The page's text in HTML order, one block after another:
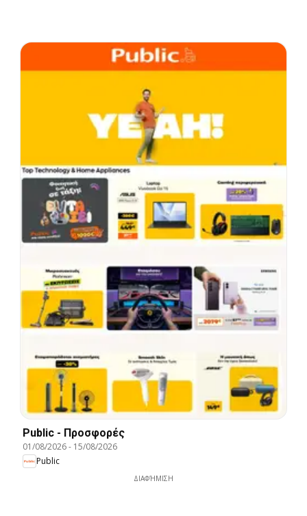
Public - Προσφορές
01/08/2026- 15/08/2026
Public
ΔΙΑΦΉΜΙΣΗ